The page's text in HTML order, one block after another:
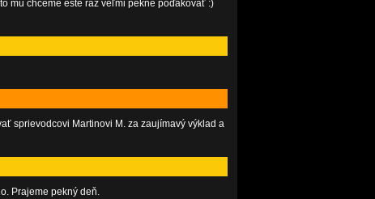
mu chceme ešte raz veľmi pekne poďakovať :)
sprievodcovi Martinovi M. za zaujímavý výklad a
Prajeme pekný deň.